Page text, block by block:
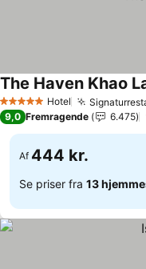
5 Stjerner Hotel
The Haven Khao
9,0 Fremragende 6.475
Af 444 kr.
Se priser fra 13